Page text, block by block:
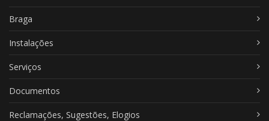
Braga
Instalações
Serviços
Documentos
Reclamações, Sugestões, Elogios